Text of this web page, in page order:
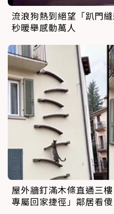
流浪狗熱到絕望「趴門
秒暖舉感動萬人
屋外牆釘滿木條直通三
專屬回家捷徑」鄰居看傻